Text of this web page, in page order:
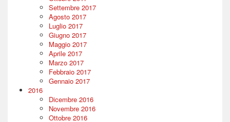
Settembre 2017
Agosto 2017
Luglio 2017
Giugno 2017
Maggio 2017
Aprile 2017
Marzo 2017
Febbraio 2017
Gennaio 2017
2016
Dicembre 2016
Novembre 2016
Ottobre 2016